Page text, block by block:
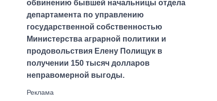
обвинению бывшей начальницы отдела
департамента по управлению
государственной собственностью
Министерства аграрной политики и
продовольствия Елену Полищук в
получении 150 тысяч долларов
неправомерной выгоды.